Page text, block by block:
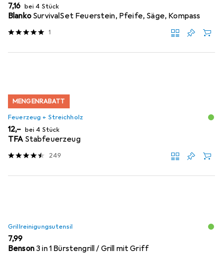
EUR
7,16 bei 4 Stück
Blanko SurvivalSet Feuerstein, Pfeife, Säge, Kompass
1
MENGENRABATT
Feuerzeug + Streichholz
EUR
12,– bei 4 Stück
TFA Stabfeuerzeug
249
Grillreinigungsutensil
EUR
7,99
Benson 3 in 1 Bürstengrill / Grill mit Griff